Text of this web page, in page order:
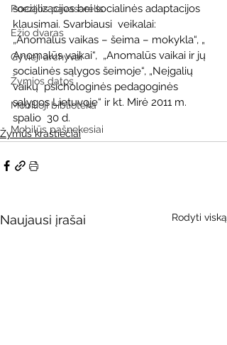
Poezijos pavasarėlis
Ežio dvaras
Gyvieji archyvai
Žymios datos
Mobilioji biblioteka
Mobilūs pašnekesiai
socializacijos bei socialinės adaptacijos
klausimai. Svarbiausi  veikalai:
„Anomalus vaikas – šeima – mokykla“, „
Anomalūs vaikai“,  „Anomalūs vaikai ir jų
socialinės sąlygos šeimoje“, „Neįgalių
vaikų  psichologinės pedagoginės
sąlygos Lietuvoje“ ir kt. Mirė 2011 m.
spalio  30 d.
Žymūs kraštiečiai
Naujausi įrašai Rodyti viską